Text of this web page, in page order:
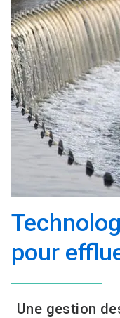
pour
Une gestion